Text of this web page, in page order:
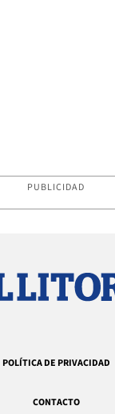
PUBLICIDAD
POLÍTICA DE PRIVACIDAD
CONTACTO